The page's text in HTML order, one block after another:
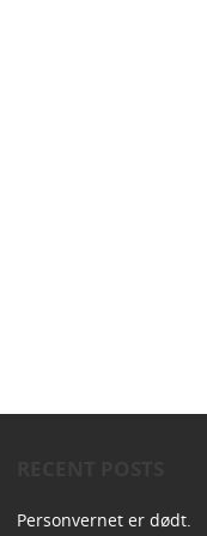
Personvernet er dødt.